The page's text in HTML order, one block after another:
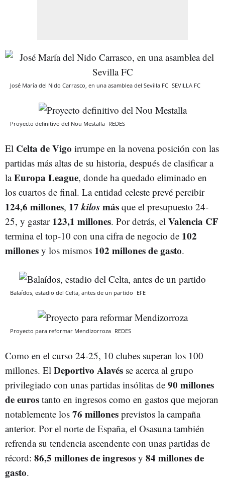
José María del Nido Carrasco, en una asamblea del Sevilla FC SEVILLA FC
Proyecto definitivo del Nou Mestalla REDES
El Celta de Vigo irrumpe en la novena posición con las
partidas más altas de su historia, después de clasificar a
laEuropa League, donde ha quedado eliminado en
los cuartos de final. La entidad celeste prevé percibir
124,6 millones, 17kilosmás que el presupuesto 24-
25, y gastar 123,1 millones. Por detrás, el Valencia CF
termina el top-10 con una cifra de negocio de 102
millones y los mismos 102 millones de gasto.
Balaídos, estadio del Celta, antes de un partido EFE
Proyecto para reformar Mendizorroza REDES
Como en el curso 24-25, 10 clubes superan los 100
millones. El Deportivo Alavés se acerca al grupo
privilegiado con unas partidas insólitas de 90 millones
de euros tanto en ingresos como en gastos que mejoran
notablemente los 76 millones previstos la campaña
anterior. Por el norte de España, el Osasuna también
refrenda su tendencia ascendente con unas partidas de
récord: 86,5 millones de ingresos y 84 millones de
gasto.